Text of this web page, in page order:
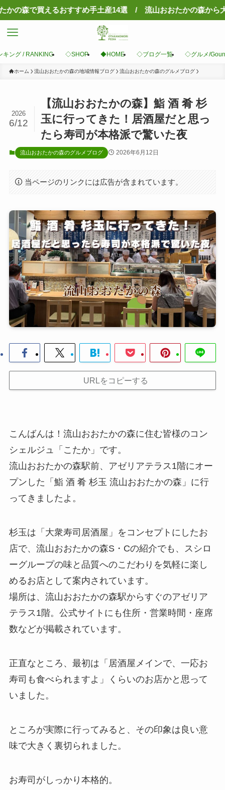
すめ手土産14選 / 流山おおたかの森から大阪・京都へ！夜行
ング / RANKING ◇SHOP ◆HOME ◇ブログ一覧 ◇グルメ/
ホーム 流山おおたかの森の地域情報ブログ 流山おおたかの森のグルメブログ
【流山おおたかの森】鮨 酒 肴 杉
玉に行ってきた！居酒屋だと思っ
たら寿司が本格派で驚いた夜
2026
6/12
流山おおたかの森のグルメブログ 2026年6月12日
当ページのリンクには広告が含まれています。
URLをコピーする
こんばんは！流山おおたかの森に住む皆様のコン
シェルジュ「こたか」です。
流山おおたかの森駅前、アゼリアテラス1階にオー
プンした「鮨 酒 肴 杉玉 流山おおたかの森」に行
ってきましたよ。
杉玉は「大衆寿司居酒屋」をコンセプトにしたお
店で、流山おおたかの森S・Cの紹介でも、スシロ
ーグループの味と品質へのこだわりを気軽に楽し
めるお店として案内されています。
場所は、流山おおたかの森駅からすぐのアゼリア
テラス1階。公式サイトにも住所・営業時間・座席
数などが掲載されています。
正直なところ、最初は「居酒屋メインで、一応お
寿司も食べられますよ」くらいのお店かと思って
いました。
ところが実際に行ってみると、その印象は良い意
味で大きく裏切られました。
お寿司がしっかり本格的。